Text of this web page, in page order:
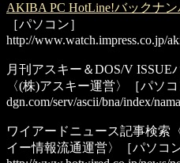
AKIBA PC HotLine!バックナン
［パソコン］
http://www.watch.impress.co.jp/
月刊アスキー＆DOS/V
〈(株)アスキー運営〉［パソコ
dgn.com/serv/ascii/bna/index/
ワイアードニュース記事検索
イー情報流通運営〉［パソコン